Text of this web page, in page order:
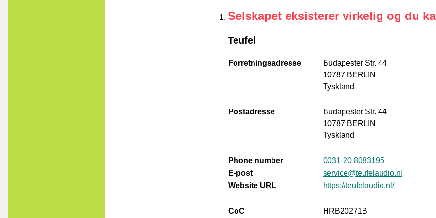
Selskapet eksisterer virkelig og du
Teufel
Forretningsadresse
Budapester Str. 44
10787 BERLIN
Tyskland
Postadresse
Budapester Str. 44
10787 BERLIN
Tyskland
Phone number
0031-20 8083195
E-post
service@teufelaudio.nl
Website URL
https://teufelaudio.nl/
CoC
HRB20271B